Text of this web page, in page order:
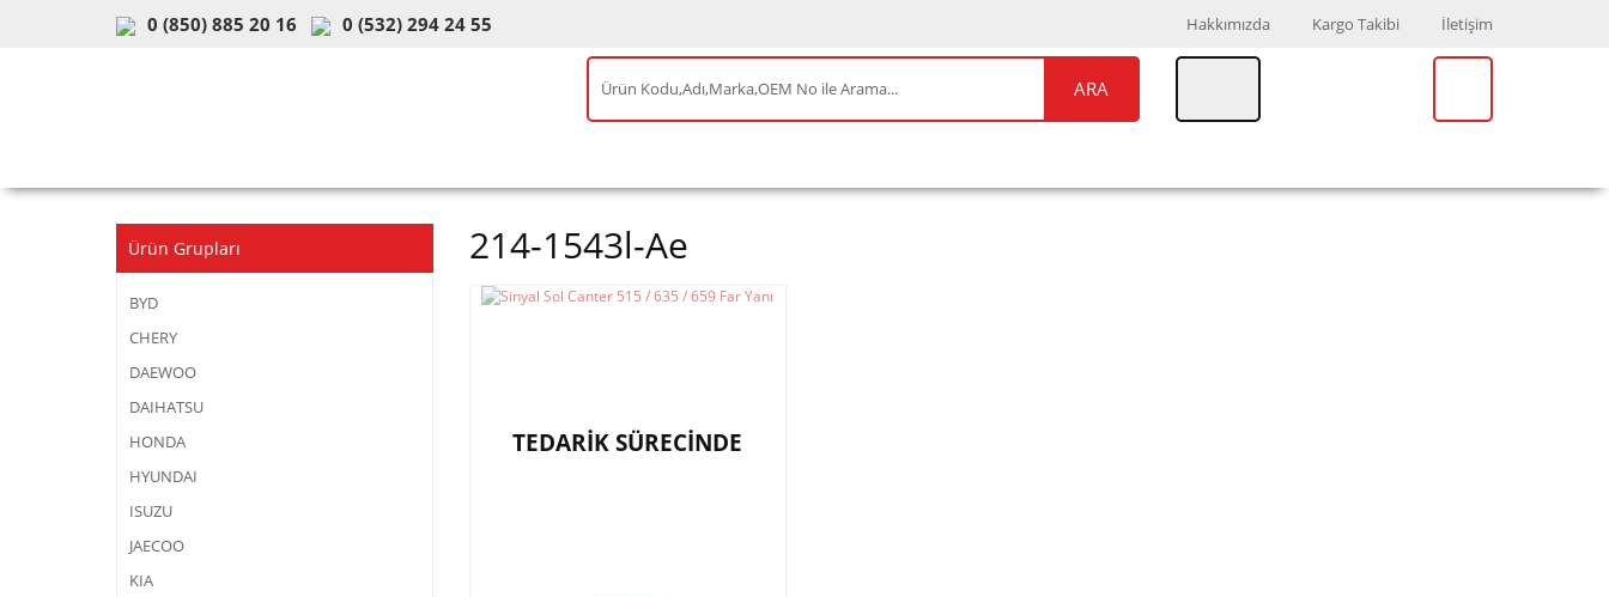
0 (850) 885 20 16 0 (532) 294 24 55 Hakkımızda Kargo Takibi İletişim
ARA
Ürün Grupları
BYD
CHERY
DAEWOO
DAIHATSU
HONDA
HYUNDAI
ISUZU
JAECOO
KIA
214-1543l-Ae
TEDARİK SÜRECİNDE